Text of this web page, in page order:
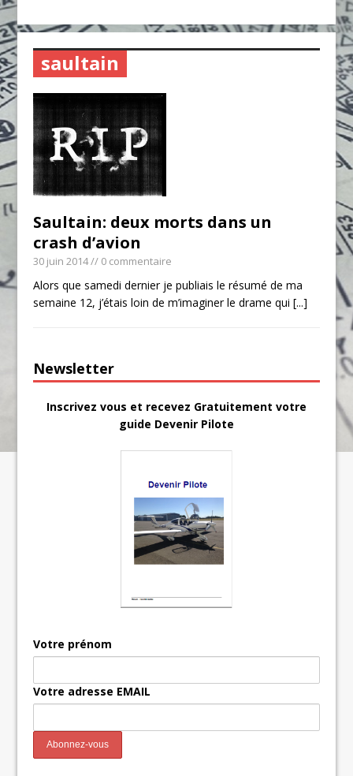
saultain
Saultain: deux morts dans un
crash d’avion
30 juin 2014// 0 commentaire
Alors que samedi dernier je publiais le résumé de ma
semaine 12, j’étais loin de m’imaginer le drame qui[...]
Newsletter
Inscrivez vous et recevez Gratuitement votre
guide Devenir Pilote
Votre prénom
Votre adresse EMAIL